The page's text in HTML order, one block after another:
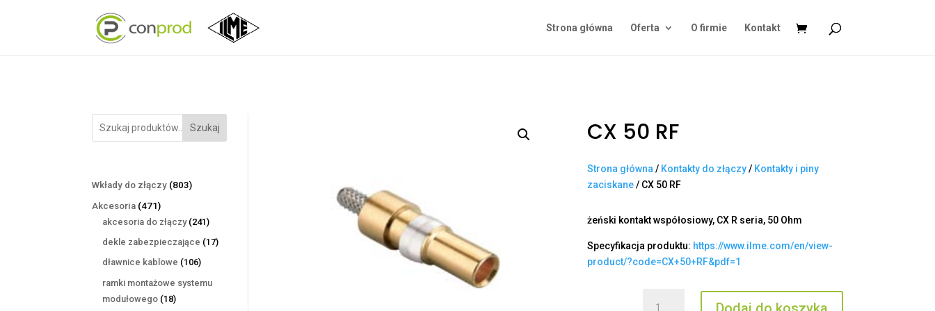
Strona główna Oferta O firmie Kontakt
Szukaj
Wkłady do złączy 803803
Akcesoria 471471
produktów
akcesoria do złączy 241241
produktów
dekle zabezpieczające 1717
dławnice kablowe 106106
ramki montażowe systemu
modułowego 1818
CX 50 RF
Strona główna/ Kontakty do złączy/ Kontakty i piny
zaciskane/ CX 50 RF
żeński kontakt współosiowy, CX R seria, 50 Ohm
Specyfikacja produktu: https://www.ilme.com/en/view-
product/?code=CX+50+RF&pdf=1